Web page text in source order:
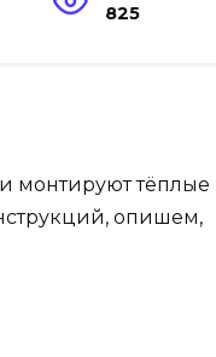
825
монтируют тёплые
опишем,